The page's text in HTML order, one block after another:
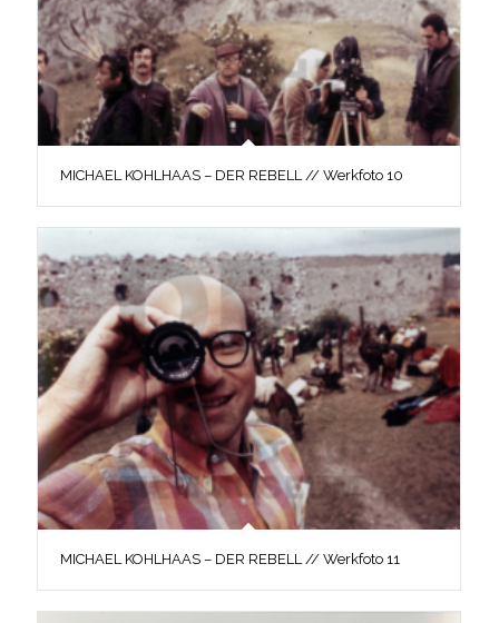
MICHAEL KOHLHAAS – DER REBELL // Werkfoto 10
MICHAEL KOHLHAAS – DER REBELL // Werkfoto 11